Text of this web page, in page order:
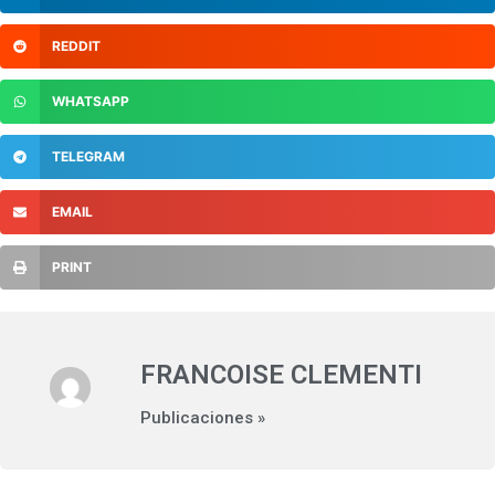
REDDIT
WHATSAPP
TELEGRAM
EMAIL
PRINT
FRANCOISE CLEMENTI
Publicaciones »